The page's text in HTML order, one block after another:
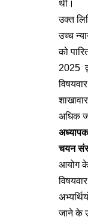
थी।
उक्त
उच्च
को
2025
अधिक
चयन
आयोग के
जाने के